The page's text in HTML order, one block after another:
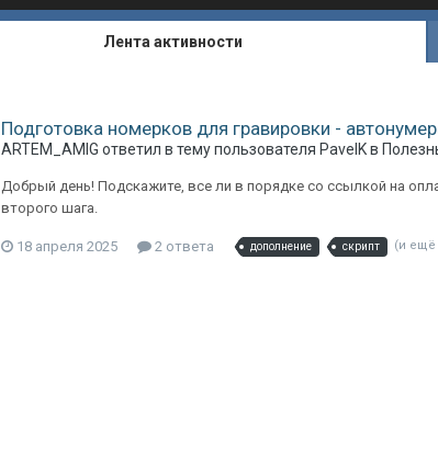
Лента активности
Подготовка номерков для гравировки -
ARTEM_AMIG ответил в тему пользователя PavelKв
Добрый день! Подскажите, все ли в порядке со ссылкой на
второго шага.
18 апреля 2025 2 ответа дополнение скрипт (и ещё